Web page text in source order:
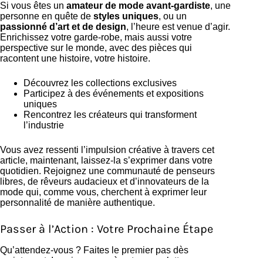
Si vous êtes un amateur de mode avant-gardiste, une
personne en quête de styles uniques, ou un
passionné d’art et de design, l’heure est venue d’agir.
Enrichissez votre garde-robe, mais aussi votre
perspective sur le monde, avec des pièces qui
racontent une histoire, votre histoire.
Découvrez les collections exclusives
Participez à des événements et expositions
uniques
Rencontrez les créateurs qui transforment
l’industrie
Vous avez ressenti l’impulsion créative à travers cet
article, maintenant, laissez-la s’exprimer dans votre
quotidien. Rejoignez une communauté de penseurs
libres, de rêveurs audacieux et d’innovateurs de la
mode qui, comme vous, cherchent à exprimer leur
personnalité de manière authentique.
Passer à l’Action : Votre Prochaine Étape
Qu’attendez-vous ? Faites le premier pas dès